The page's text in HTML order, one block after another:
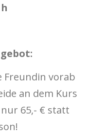
Freundin vorab
an dem Kurs
65,- € statt